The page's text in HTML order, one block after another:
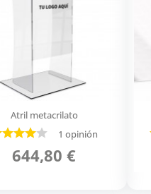
Atril metacrilato
1 opinión
644,80 €